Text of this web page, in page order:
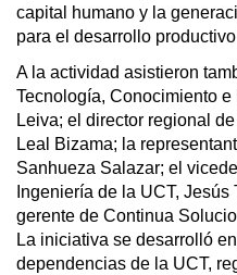
capital humano y la
para el desarrollo
A la actividad asistieron
Tecnología, Conocimiento
Leiva; el director regional
Leal Bizama; la
Sanhueza Salazar; el
Ingeniería de la UCT,
gerente de Continua
La iniciativa se desarrolló
dependencias de la UCT,